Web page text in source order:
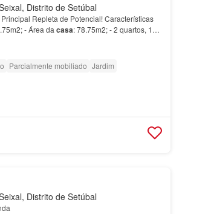
Distrito de Setúbal
Repleta de Potencial! Características
- Área da casa: 78.75m2; - 2 quartos, 1
sala…
Parcialmente mobiliado Jardim
Distrito de Setúbal